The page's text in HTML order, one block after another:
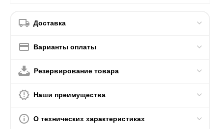
Доставка
Варианты оплаты
Резервирование товара
Наши преимущества
О технических характеристиках